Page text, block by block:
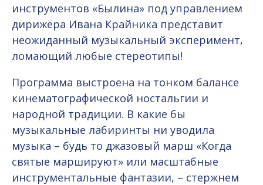
инструментов «Былина» под управлением
дирижёра Ивана Крайника представит
неожиданный музыкальный эксперимент,
ломающий любые стереотипы!
Программа выстроена на тонком балансе
кинематографической ностальгии и
народной традиции. В какие бы
музыкальные лабиринты ни уводила
музыка – будь то джазовый марш «Когда
святые маршируют» или масштабные
инструментальные фантазии, – стержнем